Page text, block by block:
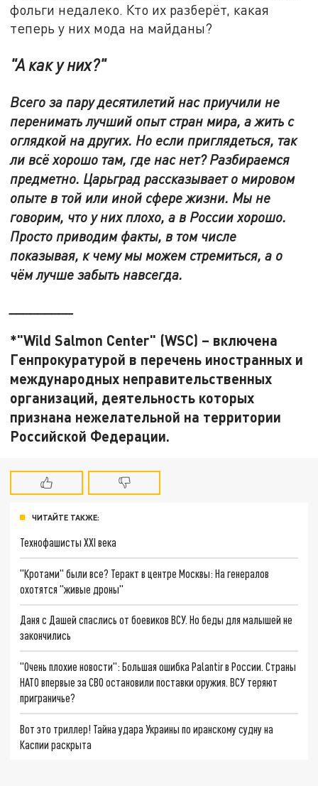
фольги недалеко. Кто их разберёт, какая
теперь у них мода на майданы?
"А как у них?"
Всего за пару десятилетий нас приучили не
перенимать лучший опыт стран мира, а жить с
оглядкой на других. Но если приглядеться, так
ли всё хорошо там, где нас нет? Разбираемся
предметно. Царьград рассказывает о мировом
опыте в той или иной сфере жизни. Мы не
говорим, что у них плохо, а в России хорошо.
Просто приводим факты, в том числе
показывая, к чему мы можем стремиться, а о
чём лучше забыть навсегда.
*"Wild Salmon Center" (WSC) – включена
Генпрокуратурой в перечень иностранных и
международных неправительственных
организаций, деятельность которых
признана нежелательной на территории
Российской Федерации.
ЧИТАЙТЕ ТАКЖЕ:
Технофашисты XXI века
"Кротами" были все? Теракт в центре Москвы: На генералов
охотятся "живые дроны"
Даня с Дашей спаслись от боевиков ВСУ. Но беды для малышей не
закончились
"Очень плохие новости": Большая ошибка Palantir в России. Страны
НАТО впервые за СВО остановили поставки оружия. ВСУ теряют
приграничье?
Вот это триллер! Тайна удара Украины по иранскому судну на
Каспии раскрыта